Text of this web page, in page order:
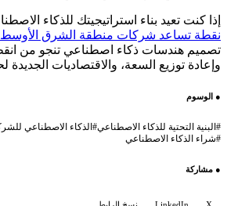
إذا كنت تعيد بناء استراتيجيتك للذكاء
نقطة تساعد شركات منطقة الشرق الأوسط
تصميم هندسات ذكاء اصطناعي تنجو من
وإعادة توزيع السعة، والاقتصاديات الجديدة
●الوسوم
البنية التحتية للذكاء الاصطناعي# الذكاء الاصطناعي
شراء الذكاء الاصطناعي
●مشاركة